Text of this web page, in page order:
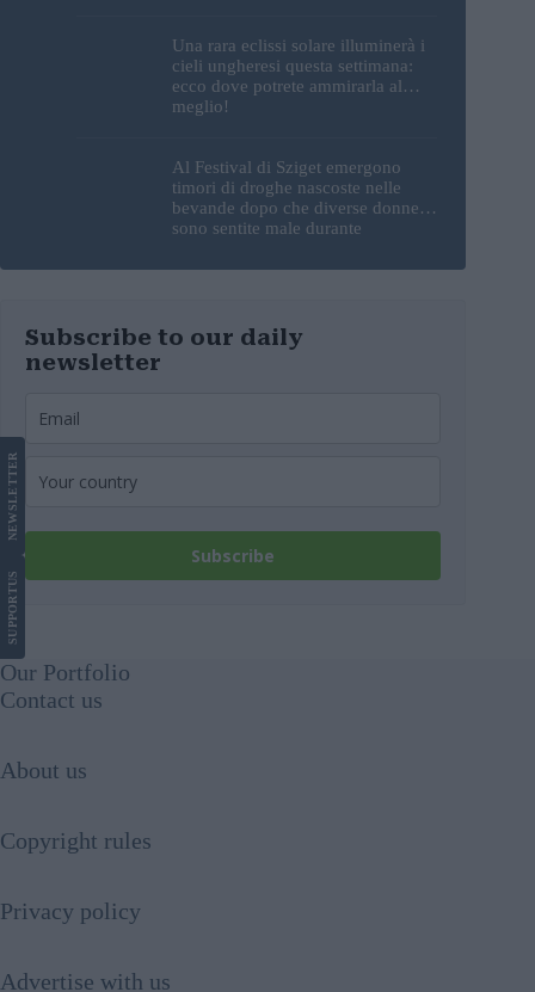
Una rara eclissi solare illuminerà i
cieli ungheresi questa settimana:
ecco dove potrete ammirarla al
meglio!
Al Festival di Sziget emergono
timori di droghe nascoste nelle
bevande dopo che diverse donne si
sono sentite male durante
Subscribe to our daily
newsletter
Subscribe
SUPPORT
US
NEWS
LETTER
Our Portfolio
Contact us
About us
Copyright rules
Privacy policy
Advertise with us